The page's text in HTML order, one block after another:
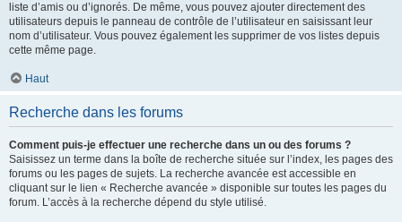
liste d’amis ou d’ignorés. De même, vous pouvez ajouter directement des
utilisateurs depuis le panneau de contrôle de l’utilisateur en saisissant leur
nom d’utilisateur. Vous pouvez également les supprimer de vos listes depuis
cette même page.
Haut
Recherche dans les forums
Comment puis-je effectuer une recherche dans un ou des forums ?
Saisissez un terme dans la boîte de recherche située sur l’index, les pages des
forums ou les pages de sujets. La recherche avancée est accessible en
cliquant sur le lien « Recherche avancée » disponible sur toutes les pages du
forum. L’accès à la recherche dépend du style utilisé.